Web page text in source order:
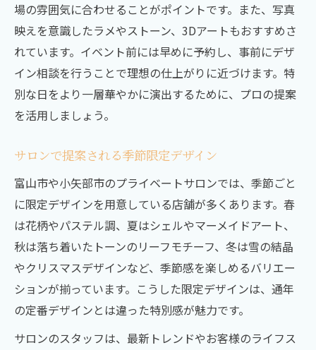
場の雰囲気に合わせることがポイントです。また、写真
映えを意識したラメやストーン、3Dアートもおすすめさ
れています。イベント前には早めに予約し、事前にデザ
イン相談を行うことで理想の仕上がりに近づけます。特
別な日をより一層華やかに演出するために、プロの提案
を活用しましょう。
サロンで提案される季節限定デザイン
富山市や小矢部市のプライベートサロンでは、季節ごと
に限定デザインを用意している店舗が多くあります。春
は花柄やパステル調、夏はシェルやマーメイドアート、
秋は落ち着いたトーンのリーフモチーフ、冬は雪の結晶
やクリスマスデザインなど、季節感を楽しめるバリエー
ションが揃っています。こうした限定デザインは、通年
の定番デザインとは違った特別感が魅力です。
サロンのスタッフは、最新トレンドやお客様のライフス